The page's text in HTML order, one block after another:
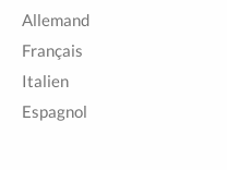
Allemand
Français
Italien
Espagnol